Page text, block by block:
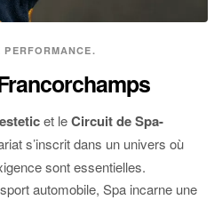
et leCircuit de Spa-
s’inscrit dans un univers où
sont essentielles.
automobile, Spa incarne une